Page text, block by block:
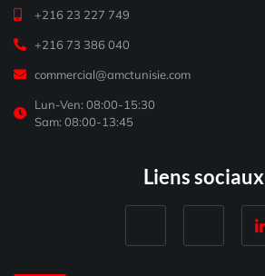
+216 23 227 749
+216 73 386 040
commercial@amctunisie.com
Lun-Ven: 08:00-15:30
Sam: 08:00-13:45
Liens sociaux